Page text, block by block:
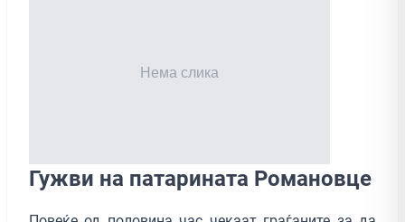
Гужви на патарината Романовце